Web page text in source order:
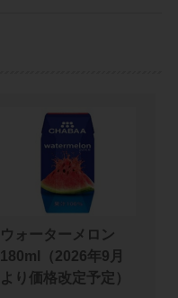
ウォーターメロン
180ml（2026年9月
より価格改定予定）